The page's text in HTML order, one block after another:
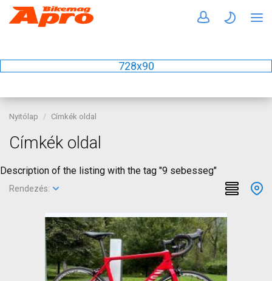
728x90
Nyitólap Címkék oldal
Címkék oldal
Description of the listing with the tag "9 sebesseg"
Rendezés: